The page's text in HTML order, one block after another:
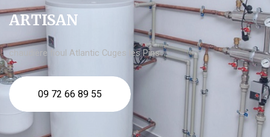
ARTISAN
chaudière fioul Atlantic Cuges les Pins
09 72 66 89 55